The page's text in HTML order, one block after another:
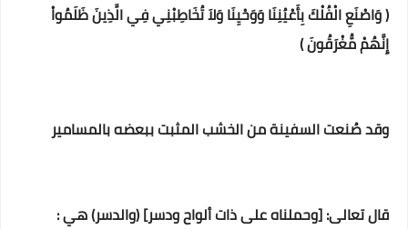
( وَاصْنَعِ الْفُلْكَ بِأَعْيُنِنَا وَوَحْيِنَا وَلاَ تُخَاطِبْنِي فِي الَّذِينَ ظَلَمُواْ
إِنَّهُمْ مُّغْرَقُونَ )
وقد صُنعت السفينة من الخشب المثبت ببعضه بالمسامير
قال تعالى: [وحملناه على ذات ألواح ودسر] (والدسر) هي :